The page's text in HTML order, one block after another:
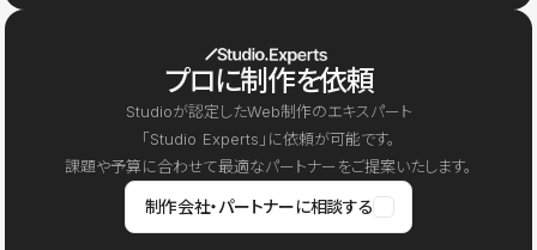
プロに制作を依頼
Studioが認定したWeb制作のエキスパート
「Studio Experts」に依頼が可能です。
課題や予算に合わせて最適なパートナーをご提案いたします。
制作会社・パートナーに相談する